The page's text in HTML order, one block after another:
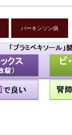
パーキンソン病